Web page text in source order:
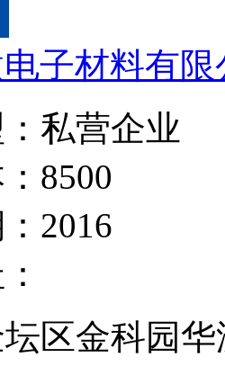
子材料有限
私营企业
8500
2016
区金科园